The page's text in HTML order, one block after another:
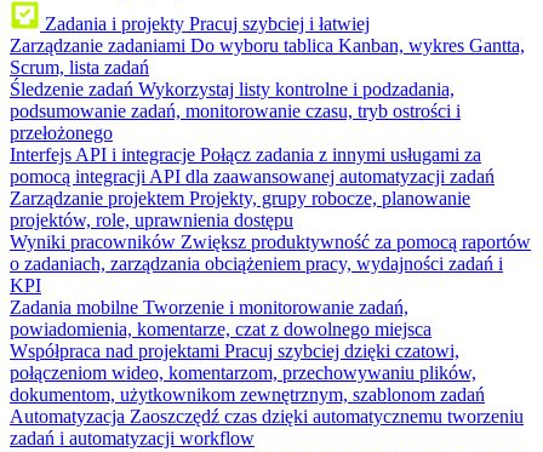
Zadania i projekty Pracuj szybciej i łatwiej
Zarządzanie zadaniami Do wyboru tablica Kanban, wykres Gantta,
Scrum, lista zadań
Śledzenie zadań Wykorzystaj listy kontrolne i podzadania,
podsumowanie zadań, monitorowanie czasu, tryb ostrości i
przełożonego
Interfejs API i integracje Połącz zadania z innymi usługami za
pomocą integracji API dla zaawansowanej automatyzacji zadań
Zarządzanie projektem Projekty, grupy robocze, planowanie
projektów, role, uprawnienia dostępu
Wyniki pracowników Zwiększ produktywność za pomocą raportów
o zadaniach, zarządzania obciążeniem pracy, wydajności zadań i
KPI
Zadania mobilne Tworzenie i monitorowanie zadań,
powiadomienia, komentarze, czat z dowolnego miejsca
Współpraca nad projektami Pracuj szybciej dzięki czatowi,
połączeniom wideo, komentarzom, przechowywaniu plików,
dokumentom, użytkownikom zewnętrznym, szablonom zadań
Automatyzacja Zaoszczędź czas dzięki automatycznemu tworzeniu
zadań i automatyzacji workflow